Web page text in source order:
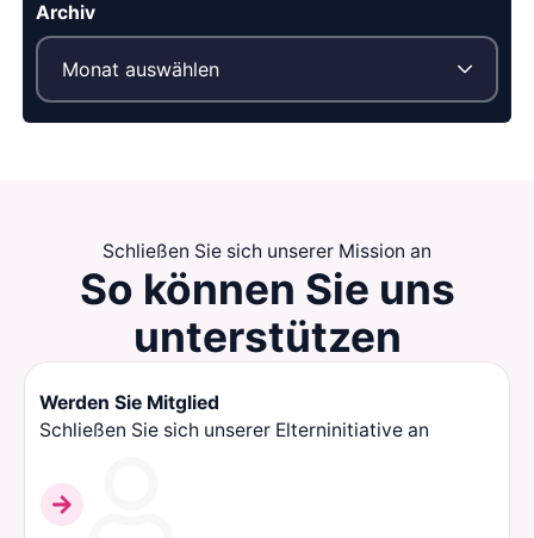
Archiv
Schließen Sie sich unserer Mission an
So können Sie uns
unterstützen
Werden Sie Mitglied
Schließen Sie sich unserer Elterninitiative an